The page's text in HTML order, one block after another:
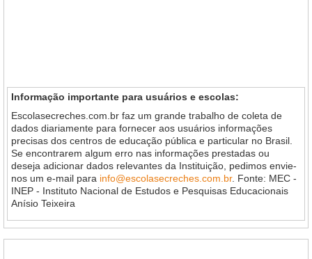
Informação importante para usuários e escolas:
Escolasecreches.com.br faz um grande trabalho de coleta de
dados diariamente para fornecer aos usuários informações
precisas dos centros de educação pública e particular no Brasil.
Se encontrarem algum erro nas informações prestadas ou
deseja adicionar dados relevantes da Instituição, pedimos envie-
nos um e-mail para info@escolasecreches.com.br. Fonte: MEC -
INEP - Instituto Nacional de Estudos e Pesquisas Educacionais
Anísio Teixeira